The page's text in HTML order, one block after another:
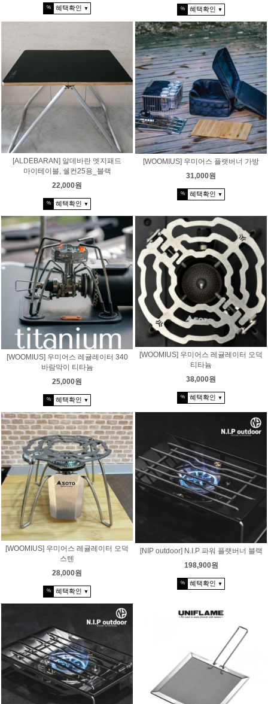
% 혜택확인 ▼ % 혜택확인 ▼
[ALDEBARAN] 알데바란 엣지패드
마이테이블, 쉘컨25용_블랙
22,000원
% 혜택확인 ▼
[WOOMIUS] 우미어스 플랫버너 가방
31,000원
% 혜택확인 ▼
[WOOMIUS] 우미어스 레귤레이터 340
바람막이 티타늄
25,000원
% 혜택확인 ▼
[WOOMIUS] 우미어스 레귤레이터 오덕
티타늄
38,000원
% 혜택확인 ▼
[WOOMIUS] 우미어스 레귤레이터 오덕
스텐
28,000원
% 혜택확인 ▼
[NIP outdoor] N.I.P 파워 플랫버너 블랙
198,900원
% 혜택확인 ▼